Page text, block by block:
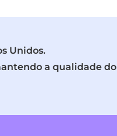
Unidos.
a qualidade do